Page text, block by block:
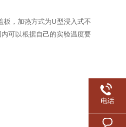
，加热方式为U型浸入式不
可以根据自己的实验温度要
电话